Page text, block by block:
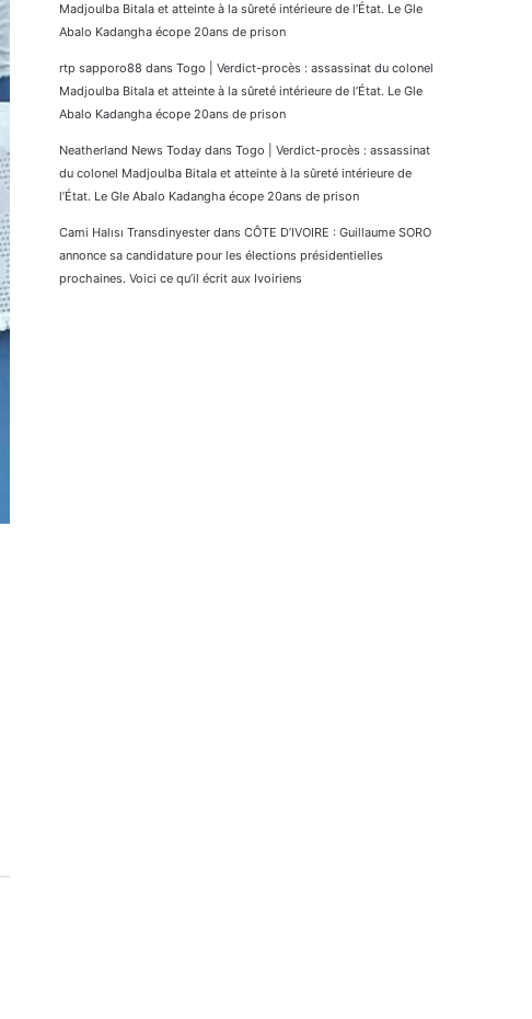
Madjoulba Bitala et atteinte à la sûreté intérieure de l’État. Le Gle
Abalo Kadangha écope 20ans de prison
rtp sapporo88 dans Togo | Verdict-procès : assassinat du colonel
Madjoulba Bitala et atteinte à la sûreté intérieure de l’État. Le Gle
Abalo Kadangha écope 20ans de prison
Neatherland News Today dans Togo | Verdict-procès : assassinat
du colonel Madjoulba Bitala et atteinte à la sûreté intérieure de
l’État. Le Gle Abalo Kadangha écope 20ans de prison
Cami Halısı Transdinyester dans CÔTE D’IVOIRE : Guillaume SORO
annonce sa candidature pour les élections présidentielles
prochaines. Voici ce qu’il écrit aux Ivoiriens